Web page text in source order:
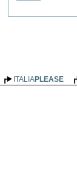
ITALIAPLEASE